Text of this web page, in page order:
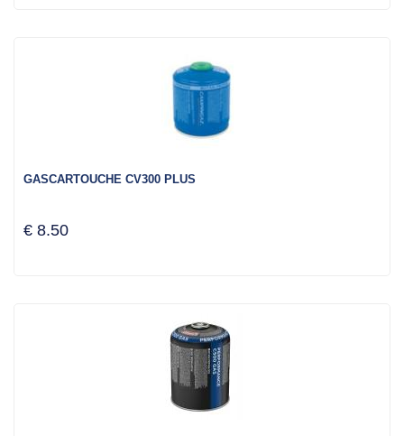
GASCARTOUCHE CV300 PLUS
€ 8.50